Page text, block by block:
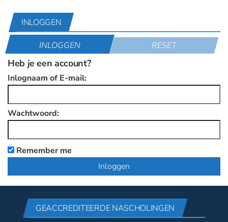
INLOGGEN
INLOGGEN RESET
Heb je een account?
Inlognaam of E-mail:
Wachtwoord:
Remember me
GEACCREDITEERDE NASCHOLINGEN